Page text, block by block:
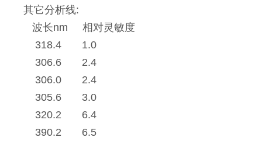
其它分析线:
波长nm 相对灵敏度
318.4 1.0
306.6 2.4
306.0 2.4
305.6 3.0
320.2 6.4
390.2 6.5